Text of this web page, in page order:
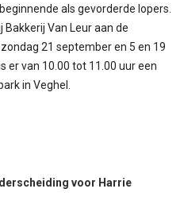
als gevorderde lopers.
Van Leur aan de
21 september en 5 en 19
er van 10.00 tot 11.00 uur een
in Veghel.
voor Harrie